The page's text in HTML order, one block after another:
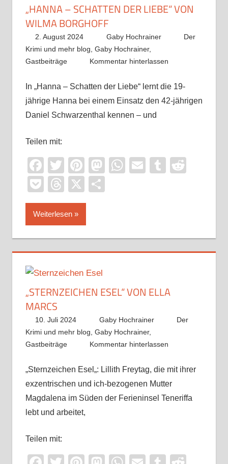
„HANNA – SCHATTEN DER LIEBE“ VON
WILMA BORGHOFF
2. August 2024 Gaby Hochrainer
Der
Krimi und mehr blog Gaby Hochrainer,
Gastbeiträge
Kommentar hinterlassen
In „Hanna – Schatten der Liebe“ lernt die 19-
jährige Hanna bei einem Einsatz den 42-jährigen
Daniel Schwarzenthal kennen – und
Teilen mit:
Facebook
TwitterPinterest
Mastodon
WhatsApp
EmailTumblr
PocketThreads
X
Weiterlesen
„STERNZEICHEN ESEL“ VON ELLA
MARCS
10. Juli 2024 Gaby Hochrainer
Der
Krimi und mehr blog Gaby Hochrainer,
Gastbeiträge
Kommentar hinterlassen
„Sternzeichen Esel„: Lillith Freytag, die mit ihrer
exzentrischen und ich-bezogenen Mutter
Magdalena im Süden der Ferieninsel Teneriffa
lebt und arbeitet,
Teilen mit: